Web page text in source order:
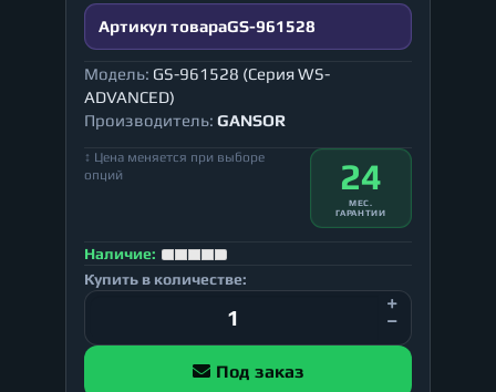
Артикул товараGS-961528
Модель: GS-961528 (Серия WS-
ADVANCED)
Производитель: GANSOR
↕ Цена меняется при выборе
опций
24
МЕС.
ГАРАНТИИ
Наличие:
Купить в количестве:
Под заказ